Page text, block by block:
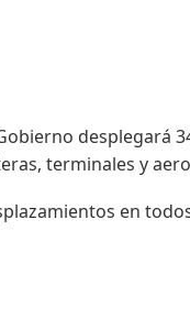
desplegará
terminales y
en